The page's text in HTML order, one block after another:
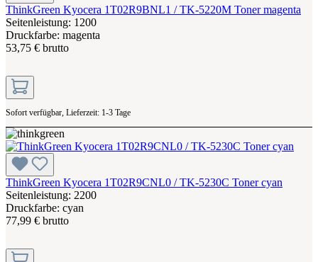
ThinkGreen Kyocera 1T02R9BNL1 / TK-5220M Toner magenta
Seitenleistung: 1200
Druckfarbe: magenta
53,75 € brutto
Sofort verfügbar, Lieferzeit: 1-3 Tage
ThinkGreen Kyocera 1T02R9CNL0 / TK-5230C Toner cyan
Seitenleistung: 2200
Druckfarbe: cyan
77,99 € brutto